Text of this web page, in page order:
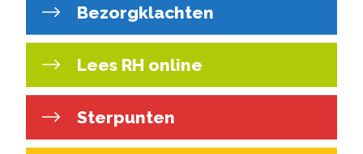
Bezorgklachten
Lees RH online
Sterpunten